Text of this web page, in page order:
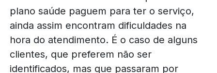
plano saúde paguem para ter o serviço,
ainda assim encontram dificuldades na
hora do atendimento. É o caso de alguns
clientes, que preferem não ser
identificados, mas que passaram por